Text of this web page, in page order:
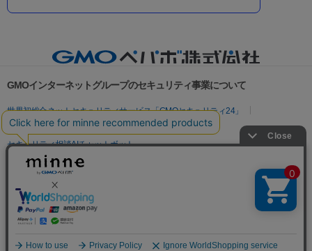
GMOインターネットグループのセキュリティ事業について
世界初総合ネットセキュリティサービス「GMOセキュリティ24」
パスワード漏洩診断
Webサイトリスク診断
セキュリティ相談AIチャットボット
実在証明・盗聴対策
サイバー攻撃対策（GMO Flatt Security）
セキュリティ事業の軌跡